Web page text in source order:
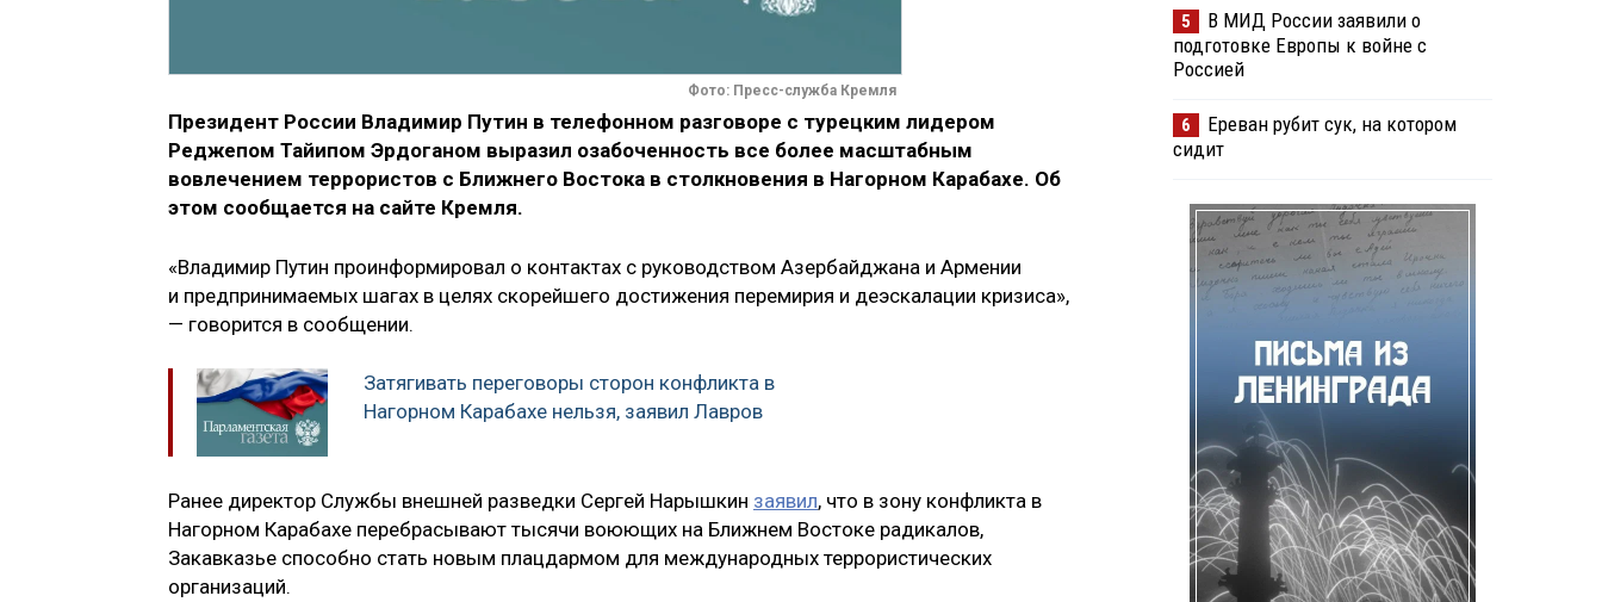
Фото: Пресс-служба Кремля
Президент России Владимир Путин в телефонном разговоре с турецким лидером
Реджепом Тайипом Эрдоганом выразил озабоченность все более масштабным
вовлечением террористов с Ближнего Востока в столкновения в Нагорном Карабахе. Об
этом сообщается на сайте Кремля.
«Владимир Путин проинформировал о контактах с руководством Азербайджана и Армении
и предпринимаемых шагах в целях скорейшего достижения перемирия и деэскалации кризиса»,
— говорится в сообщении.
Затягивать переговоры сторон конфликта в
Нагорном Карабахе нельзя, заявил Лавров
Ранее директор Службы внешней разведки Сергей Нарышкин заявил, что в зону конфликта в
Нагорном Карабахе перебрасывают тысячи воюющих на Ближнем Востоке радикалов,
Закавказье способно стать новым плацдармом для международных террористических
организаций.
5
В МИД России заявили о
подготовке Европы к войне с
Россией
6
Ереван рубит сук, на котором
сидит